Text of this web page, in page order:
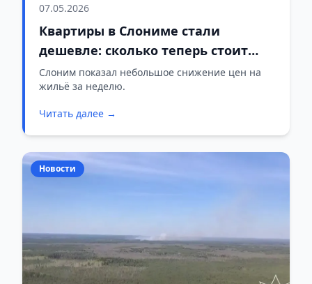
07.05.2026
Квартиры в Слониме стали
дешевле: сколько теперь стоит
квадратный метр
Слоним показал небольшое снижение цен на
жильё за неделю.
Читать далее →
Новости